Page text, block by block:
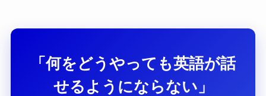
「何をどうやっても英語が話
せるようにならない」